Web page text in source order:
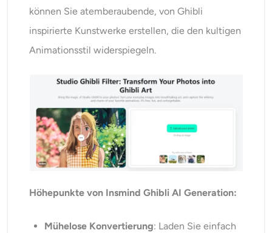
können Sie atemberaubende, von Ghibli
inspirierte Kunstwerke erstellen, die den kultigen
Animationsstil widerspiegeln.
Höhepunkte von Insmind Ghibli AI Generation:
Mühelose Konvertierung: Laden Sie einfach